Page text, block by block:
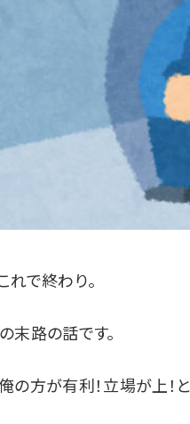
れで終わり。
末路の話です。
の方が有利！立場が上！